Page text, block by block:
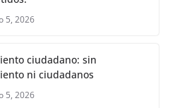
5, 2026
ciudadano: sin
ni ciudadanos
5, 2026